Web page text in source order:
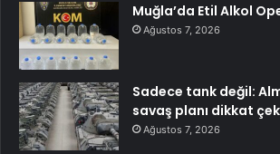
Muğla’da Etil Alkol
Ağustos 7, 2026
Sadece tank değil:
savaş planı dikkat
Ağustos 7, 2026